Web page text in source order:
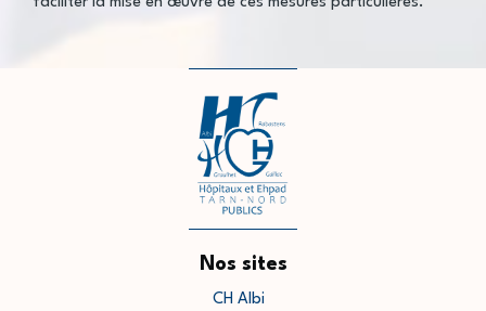
Nos sites
CH Albi